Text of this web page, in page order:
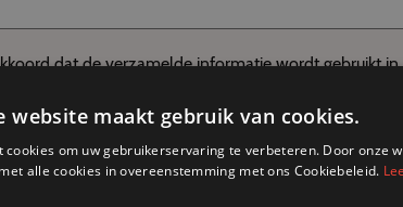
dat de verzamelde informatie wordt gebruikt
website maakt gebruik van cookies.
cookies om uw gebruikerservaring te verbeteren. Door onze
alle cookies in overeenstemming met ons Cookiebeleid.